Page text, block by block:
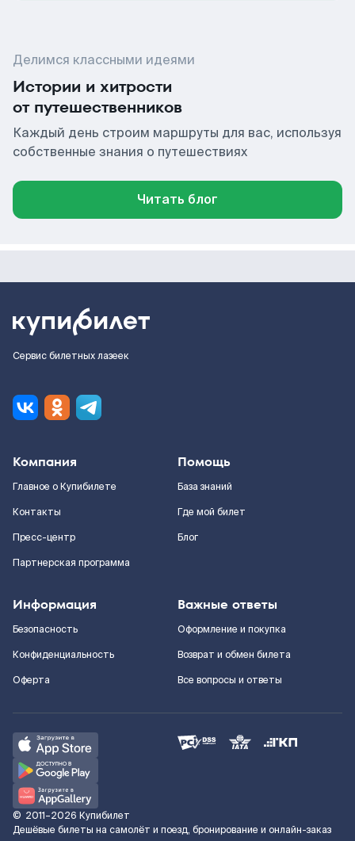
Делимся классными идеями
Истории и хитрости
от путешественников
Каждый день строим маршруты для вас, используя
собственные знания о путешествиях
Читать блог
Сервис билетных лазеек
Компания
Главное о Купибилете
Контакты
Пресс-центр
Партнерская программа
Помощь
База знаний
Где мой билет
Блог
Информация
Безопасность
Конфиденциальность
Оферта
Важные ответы
Оформление и покупка
Возврат и обмен билета
Все вопросы и ответы
© 2011–2026 Купибилет
Дешёвые билеты на самолёт и поезд, бронирование и онлайн-заказ